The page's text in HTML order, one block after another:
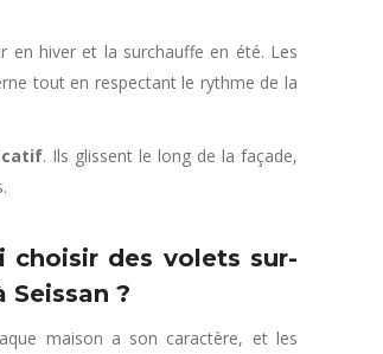
en hiver et la surchauffe en été. Les
tout en respectant le rythme de la
. Ils glissent le long de la façade,
choisir des volets sur-
Seissan ?
maison a son caractère, et les